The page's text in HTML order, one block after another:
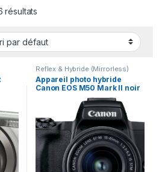
résultats
Reflex & Hybride (Mirrorless)
Appareil photo hybride
Canon EOS M50 Mark II noir
+ objectif EF-M 15-45mm
f/3.5-6.3 IS STM graphite
(4728C007AA)